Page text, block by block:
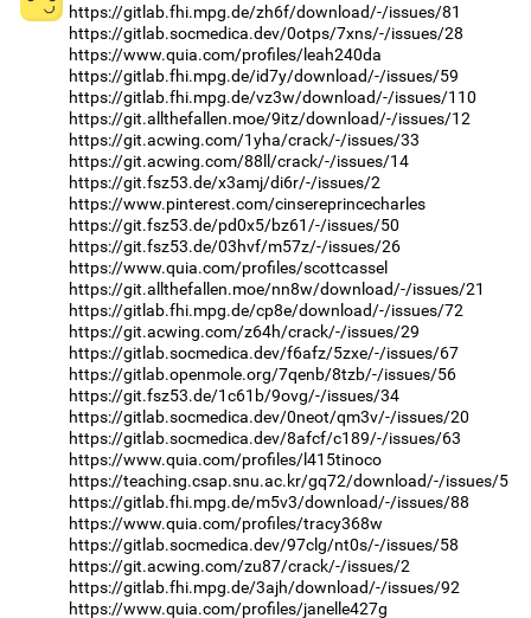
https://gitlab.fhi.mpg.de/zh6f/download/-/issues/81
https://gitlab.socmedica.dev/0otps/7xns/-/issues/28
https://www.quia.com/profiles/leah240da
https://gitlab.fhi.mpg.de/id7y/download/-/issues/59
https://gitlab.fhi.mpg.de/vz3w/download/-/issues/110
https://git.allthefallen.moe/9itz/download/-/issues/12
https://git.acwing.com/1yha/crack/-/issues/33
https://git.acwing.com/88ll/crack/-/issues/14
https://git.fsz53.de/x3amj/di6r/-/issues/2
https://www.pinterest.com/cinsereprincecharles
https://git.fsz53.de/pd0x5/bz61/-/issues/50
https://git.fsz53.de/03hvf/m57z/-/issues/26
https://www.quia.com/profiles/scottcassel
https://git.allthefallen.moe/nn8w/download/-/issues/21
https://gitlab.fhi.mpg.de/cp8e/download/-/issues/72
https://git.acwing.com/z64h/crack/-/issues/29
https://gitlab.socmedica.dev/f6afz/5zxe/-/issues/67
https://gitlab.openmole.org/7qenb/8tzb/-/issues/56
https://git.fsz53.de/1c61b/9ovg/-/issues/34
https://gitlab.socmedica.dev/0neot/qm3v/-/issues/20
https://gitlab.socmedica.dev/8afcf/c189/-/issues/63
https://www.quia.com/profiles/l415tinoco
https://teaching.csap.snu.ac.kr/gq72/download/-/issues/5
https://gitlab.fhi.mpg.de/m5v3/download/-/issues/88
https://www.quia.com/profiles/tracy368w
https://gitlab.socmedica.dev/97clg/nt0s/-/issues/58
https://git.acwing.com/zu87/crack/-/issues/2
https://gitlab.fhi.mpg.de/3ajh/download/-/issues/92
https://www.quia.com/profiles/janelle427g